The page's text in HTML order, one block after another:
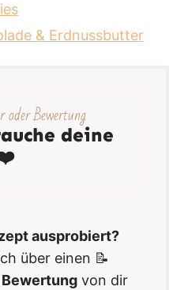
& Erdnussbutter
Bewertung
deine
ausprobiert?
über einen 📝
Bewertung von dir